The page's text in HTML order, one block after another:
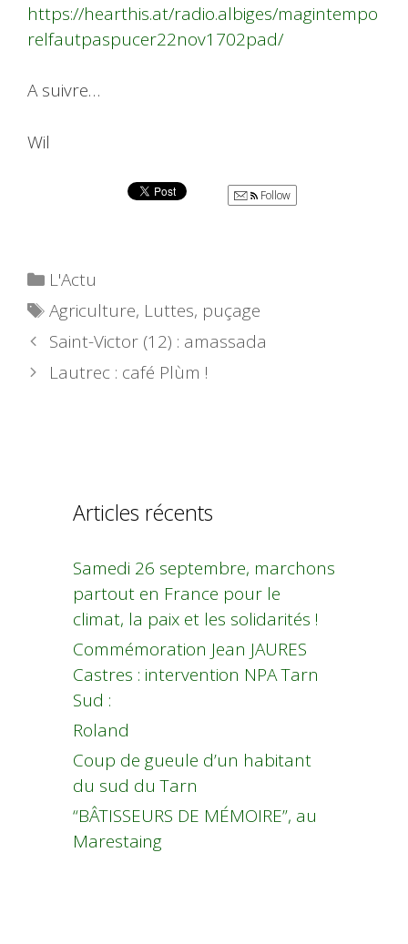
https://hearthis.at/radio.albiges/magintempo
relfautpaspucer22nov1702pad/
A suivre…
Wil
Follow
Catégories
L'Actu
Étiquettes
Agriculture, Luttes, puçage
Saint-Victor (12) : amassada
Lautrec : café Plùm !
Articles récents
Samedi 26 septembre, marchons
partout en France pour le
climat, la paix et les solidarités !
Commémoration Jean JAURES
Castres : intervention NPA Tarn
Sud :
Roland
Coup de gueule d’un habitant
du sud du Tarn
“BÂTISSEURS DE MÉMOIRE”, au
Marestaing